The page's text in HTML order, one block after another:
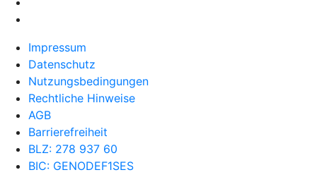
Impressum
Datenschutz
Nutzungsbedingungen
Rechtliche Hinweise
AGB
Barrierefreiheit
BLZ: 278 937 60
BIC: GENODEF1SES